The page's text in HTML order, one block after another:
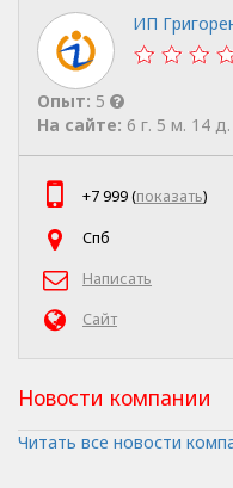
ИП
Опыт: 5
На сайте: 6 г. 5 м. 14 д.
+7 999 (показать)
Спб
Написать
Сайт
Новости компании
Читать все новости